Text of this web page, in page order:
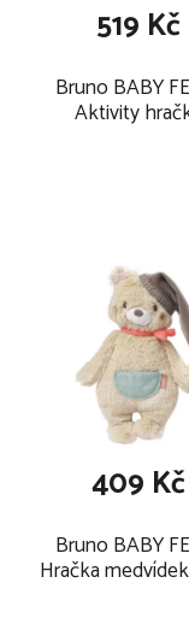
Bruno BABY
Aktivity
519 Kč
Bruno BABY
Hračka
409 Kč